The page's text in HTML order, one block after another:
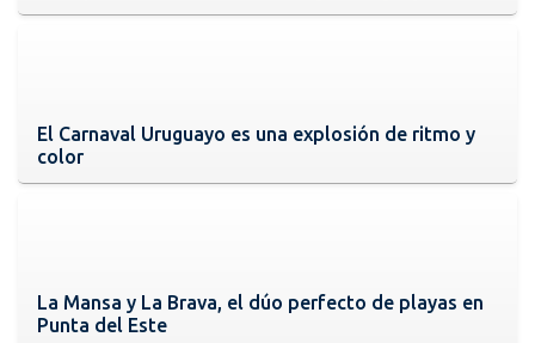
El Carnaval Uruguayo es una explosión de ritmo y
color
La Mansa y La Brava, el dúo perfecto de playas en
Punta del Este